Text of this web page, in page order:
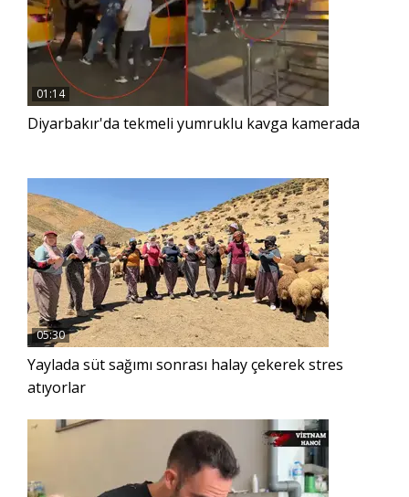
01:14
Diyarbakır'da tekmeli yumruklu kavga kamerada
05:30
Yaylada süt sağımı sonrası halay çekerek stres
atıyorlar